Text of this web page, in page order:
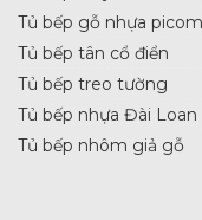
Tủ bếp gỗ nhựa
Tủ bếp tân cổ điển
Tủ bếp treo tường
Tủ bếp nhựa Đài Loan
Tủ bếp nhôm giả gỗ